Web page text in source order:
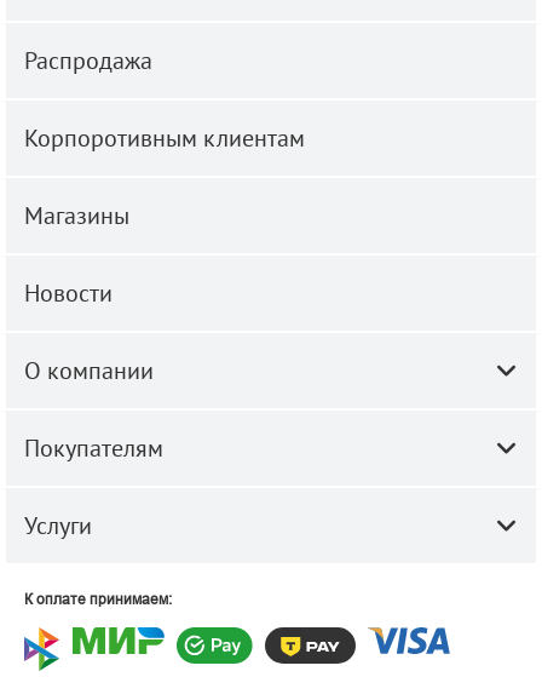
Распродажа
Корпоротивным клиентам
Магазины
Новости
О компании
Покупателям
Услуги
К оплате принимаем: